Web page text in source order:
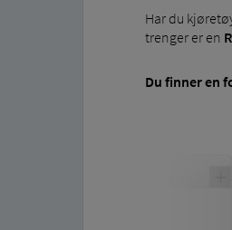
Har du
trenger er en
Du finner en